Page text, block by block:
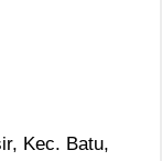
Kec. Batu,